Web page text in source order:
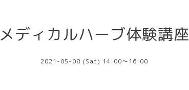
メディカルハーブ体験講座
2021-05-08 (Sat) 14:00～16:00